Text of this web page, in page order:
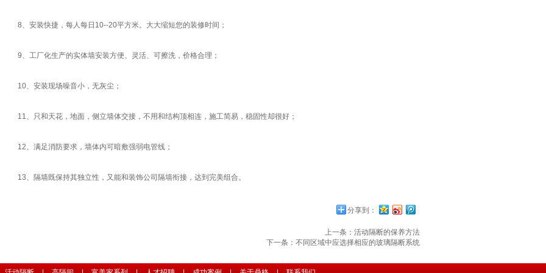
8、安装快捷，每人每日10--20平方米。大大缩短您的装修时间；
9、工厂化生产的实体墙安装方便、灵活、可擦洗，价格合理；
10、安装现场噪音小，无灰尘；
11、只和天花，地面，侧立墙体交接，不用和结构顶相连，施工简易，稳固性却很好；
12、满足消防要求，墙体内可暗敷强弱电管线；
13、隔墙既保持其独立性，又能和装饰公司隔墙衔接，达到完美组合。
分享到：
上一条：活动隔断的保养方法
下一条：不同区域中应选择相应的玻璃隔断系统